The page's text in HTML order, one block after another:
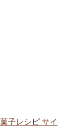
子レシピ サイ